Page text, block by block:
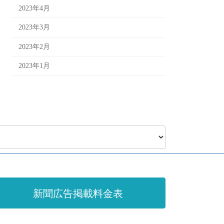
2023年4月
2023年3月
2023年2月
2023年1月
新聞広告掲載料金表